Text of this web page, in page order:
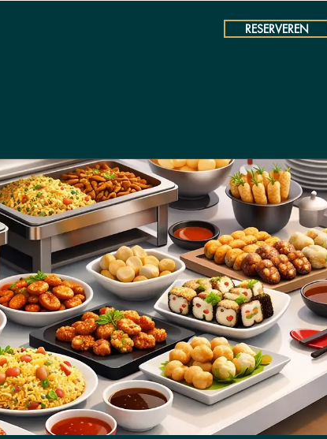
RESERVEREN